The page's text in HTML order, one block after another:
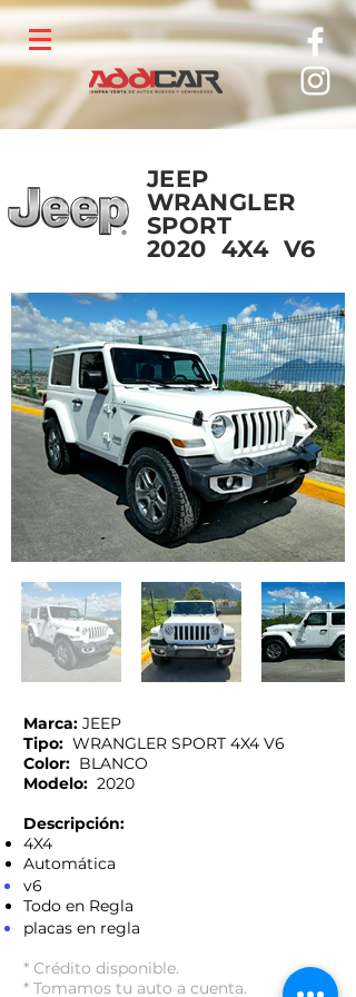
JEEP
WRANGLER
SPORT
2020 4X4 V6
Marca: JEEP
Tipo: WRANGLER SPORT 4X4 V6
Color: BLANCO
Modelo: 2020
Descripción:
4X4
Automática
v6
Todo en Regla
placas en regla
* Crédito disponible.
* Tomamos tu auto a cuenta.